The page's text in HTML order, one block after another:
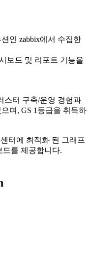
인 zabbix에서 수집한
보드 및 리포트 기능을
스터 구축/운영 경험과
며, GS 1등급을 취득하
터에 최적화 된 그래프
드를 제공합니다.